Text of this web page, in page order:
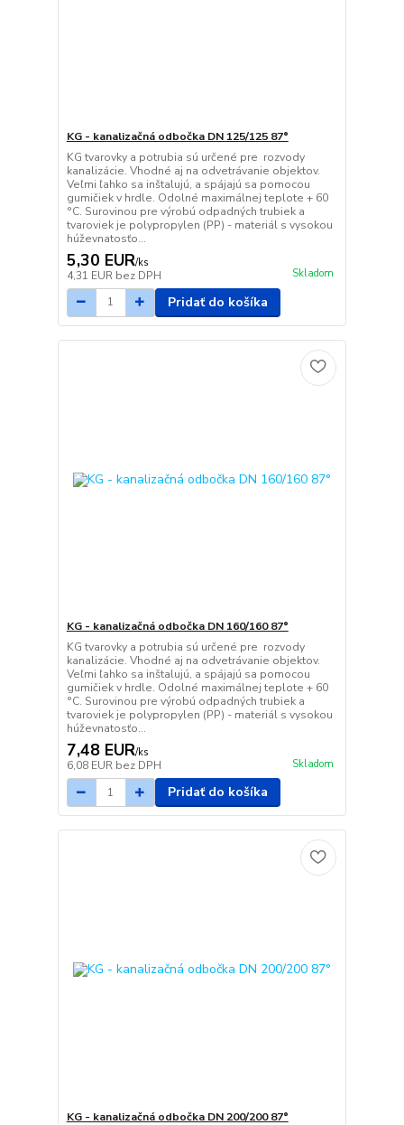
KG - kanalizačná odbočka DN 125/125 87°
KG tvarovky a potrubia sú určené pre rozvody
kanalizácie. Vhodné aj na odvetrávanie objektov.
Veľmi ľahko sa inštalujú, a spájajú sa pomocou
gumičiek v hrdle. Odolné maximálnej teplote + 60
°C. Surovinou pre výrobú odpadných trubiek a
tvaroviek je polypropylen (PP) - materiál s vysokou
húževnatosťo...
5,30 EUR/ks
4,31 EUR bez DPH Skladom
Pridať do košíka
KG - kanalizačná odbočka DN 160/160 87°
KG tvarovky a potrubia sú určené pre rozvody
kanalizácie. Vhodné aj na odvetrávanie objektov.
Veľmi ľahko sa inštalujú, a spájajú sa pomocou
gumičiek v hrdle. Odolné maximálnej teplote + 60
°C. Surovinou pre výrobú odpadných trubiek a
tvaroviek je polypropylen (PP) - materiál s vysokou
húževnatosťo...
7,48 EUR/ks
6,08 EUR bez DPH Skladom
Pridať do košíka
KG - kanalizačná odbočka DN 200/200 87°